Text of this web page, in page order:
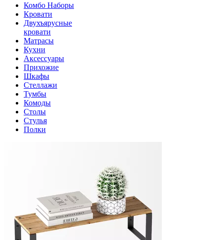
Комбо Наборы
Кровати
Двухъярусные
кровати
Матрасы
Кухни
Аксессуары
Прихожие
Шкафы
Стеллажи
Тумбы
Комоды
Столы
Стулья
Полки